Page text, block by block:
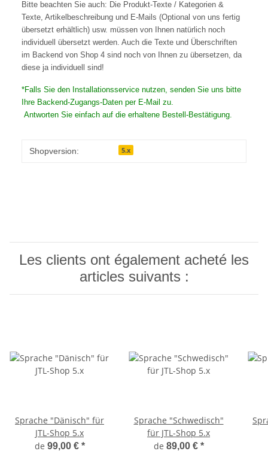
Bitte beachten Sie auch: Die Produkt-Texte / Kategorien &
Texte, Artikelbeschreibung und E-Mails (Optional von uns fertig
übersetzt erhältlich) usw. müssen von Ihnen natürlich noch
individuell übersetzt werden. Auch die Texte und Überschriften
im Backend von Shop 4 sind noch von Ihnen zu übersetzen, da
diese ja individuell sind!
*Falls Sie den Installationsservice nutzen, senden Sie uns bitte
Ihre Backend-Zugangs-Daten per E-Mail zu.
Antworten Sie einfach auf die erhaltene Bestell-Bestätigung.
Shopversion: 5.x
Les clients ont également acheté les
articles suivants :
Sprache "Dänisch" für
JTL-Shop 5.x
de 99,00 € *
Sprache "Schwedisch"
für JTL-Shop 5.x
de 89,00 € *